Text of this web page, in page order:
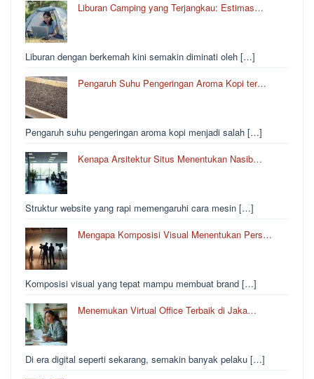
Liburan Camping yang Terjangkau: Estimas…
Liburan dengan berkemah kini semakin diminati oleh […]
Pengaruh Suhu Pengeringan Aroma Kopi ter…
Pengaruh suhu pengeringan aroma kopi menjadi salah […]
Kenapa Arsitektur Situs Menentukan Nasib…
Struktur website yang rapi memengaruhi cara mesin […]
Mengapa Komposisi Visual Menentukan Pers…
Komposisi visual yang tepat mampu membuat brand […]
Menemukan Virtual Office Terbaik di Jaka…
Di era digital seperti sekarang, semakin banyak pelaku […]